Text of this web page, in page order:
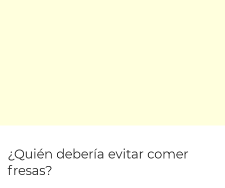
¿Quién debería evitar comer
fresas?